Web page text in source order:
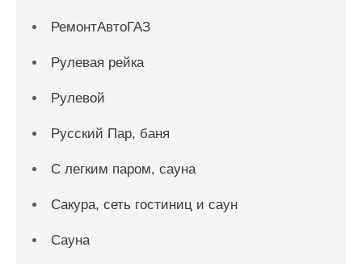
РемонтАвтоГАЗ
Рулевая рейка
Рулевой
Русский Пар, баня
С легким паром, сауна
Сакура, сеть гостиниц и саун
Сауна